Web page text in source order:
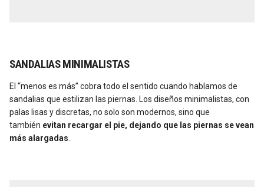
SANDALIAS MINIMALISTAS
El “menos es más” cobra todo el sentido cuando hablamos de
sandalias que estilizan las piernas. Los diseños minimalistas, con
palas lisas y discretas, no solo son modernos, sino que
también evitan recargar el pie, dejando que las piernas se vean
más alargadas.